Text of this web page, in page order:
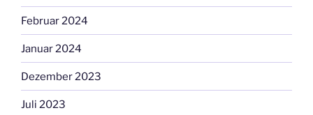
Februar 2024
Januar 2024
Dezember 2023
Juli 2023